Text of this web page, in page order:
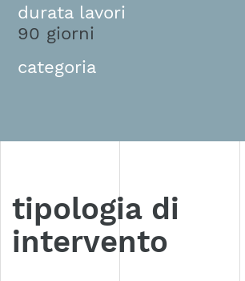
durata lavori
90 giorni
categoria
tipologia di
intervento